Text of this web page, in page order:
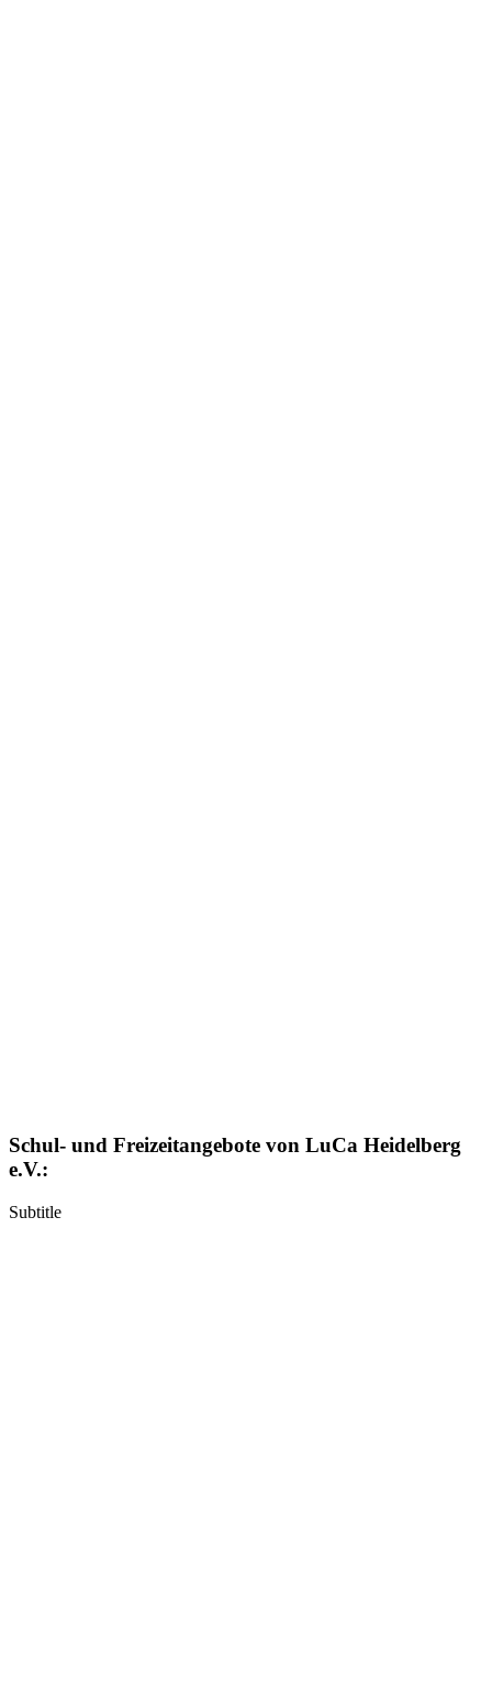
Schul- und Freizeitangebote von LuCa Heidelberg
e.V.:
Subtitle